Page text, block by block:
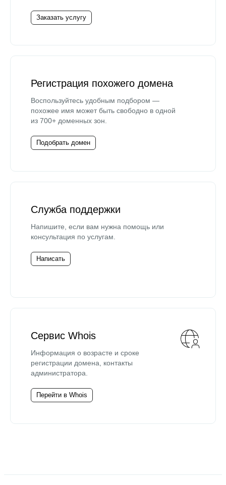
Заказать услугу
Регистрация похожего домена
Воспользуйтесь удобным подбором —
похожее имя может быть свободно в одной
из 700+ доменных зон.
Подобрать домен
Служба поддержки
Напишите, если вам нужна помощь или
консультация по услугам.
Написать
Сервис Whois
Информация о возрасте и сроке
регистрации домена, контакты
администратора.
Перейти в Whois